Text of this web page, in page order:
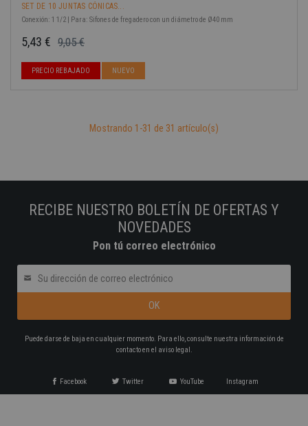
SET DE 10 JUNTAS CÓNICAS...
Conexión: 1 1/2 | Para: Sifones de fregadero con un diámetro de Ø40 mm
9,05 €
5,43 €
PRECIO REBAJADO NUEVO
Mostrando 1-31 de 31 artículo(s)
RECIBE NUESTRO BOLETÍN DE OFERTAS Y
NOVEDADES
Pon tú correo electrónico
Puede darse de baja en cualquier momento. Para ello, consulte nuestra información de
contacto en el aviso legal.
Facebook Twitter YouTube Instagram